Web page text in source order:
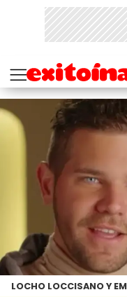
LOCHO LOCCISANO Y